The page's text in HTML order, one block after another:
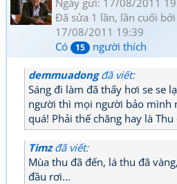
Ngày gửi: 17/08/2011
Đã sửa 1 lần, lần cuối bởi
17/08/2011 19:39
Có
15 người thích
demmuadongđã viết:
Sáng đi làm đã thấy hơi se se
người thì mọi người bảo mình
quá! Phải thế chăng hay là Thu
Timzđã viết:
Mùa thu đã đến, lá thu đã
đầu rơi...